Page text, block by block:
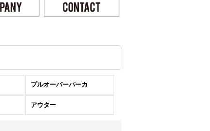
プルオーバーパーカ
アウター